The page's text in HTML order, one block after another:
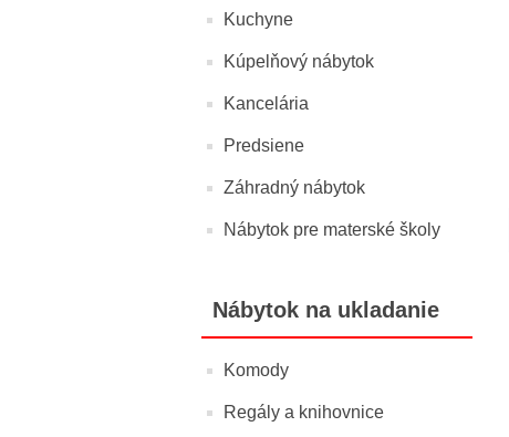
Kuchyne
Kúpelňový nábytok
Kancelária
Predsiene
Záhradný nábytok
Nábytok pre materské školy
Nábytok na ukladanie
Komody
Regály a knihovnice